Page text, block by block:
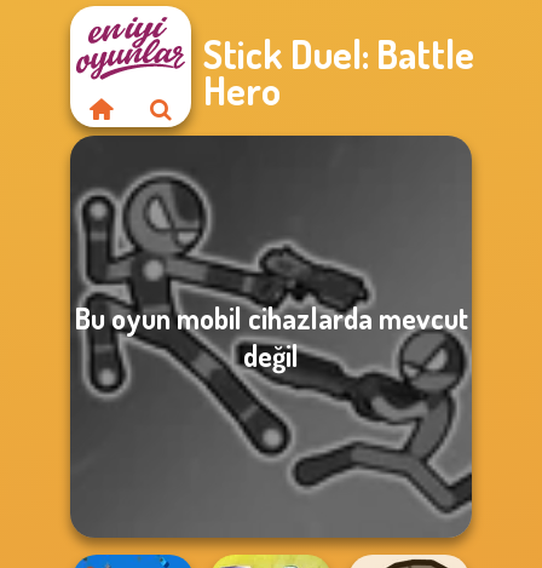
Stick Duel: Battle
Hero
Bu oyun mobil cihazlarda mevcut
değil